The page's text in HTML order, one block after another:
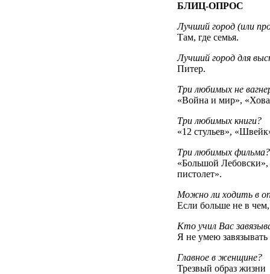
БЛИЦ-ОПРОС
Лучший город (или
Там, где семья.
Лучший город для
Питер.
Три любимых не
«Война и мир»,
Три любимых книги?
«12 стульев»,
Три любимых фильма?
«Большой
пистолет».
Можно ли ходить в
Если больше не в
Кто учил Вас
Я не умею завязывать
Главное в женщине?
Трезвый образ жизни